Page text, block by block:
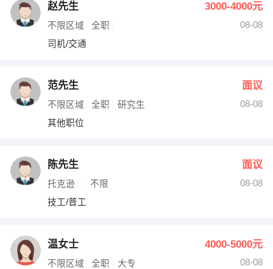
赵先生 3000-4000元
不限区域 全职
08-08
司机/交通
范先生 面议
不限区域 全职 研究生
08-08
其他职位
陈先生 面议
托克逊 不限
08-08
技工/普工
温女士 4000-5000元
不限区域 全职 大专
08-08